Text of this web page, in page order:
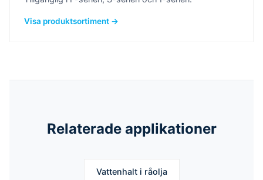
Visa produktsortiment →
Relaterade applikationer
Vattenhalt i råolja